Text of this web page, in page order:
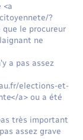
<a
?
le procureur
ne
a pas assez
elections-et-
a> ou a été
très important
assez grave